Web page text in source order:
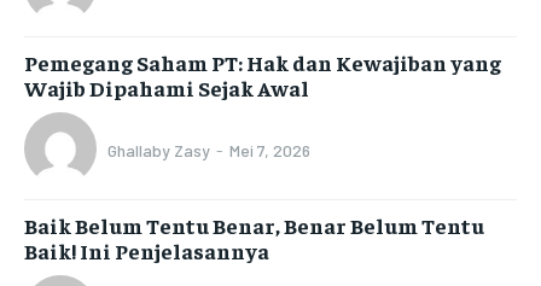
Pemegang Saham PT: Hak dan Kewajiban yang
Wajib Dipahami Sejak Awal
Ghallaby Zasy - Mei 7, 2026
Baik Belum Tentu Benar, Benar Belum Tentu
Baik! Ini Penjelasannya